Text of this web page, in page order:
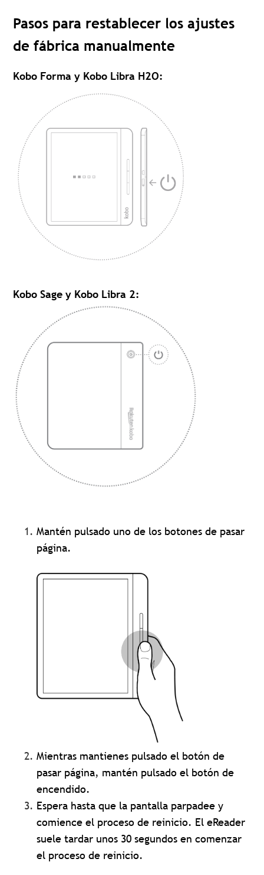
Pasos para restablecer los ajustes
de fábrica manualmente
Kobo Forma y Kobo Libra H2O:
Kobo Sage y Kobo Libra 2:
Mantén pulsado uno de los botones de pasar
página.
Mientras mantienes pulsado el botón de
pasar página, mantén pulsado el botón de
encendido.
Espera hasta que la pantalla parpadee y
comience el proceso de reinicio. El eReader
suele tardar unos 30 segundos en comenzar
el proceso de reinicio.